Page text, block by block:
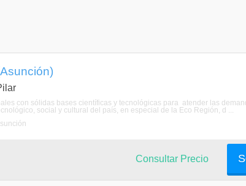
con sólidas bases científicas y tecnológicas para atender las
social y cultural del país, en especial de la Eco Región, d ...
Consultar Precio